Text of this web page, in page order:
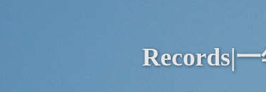
Records|